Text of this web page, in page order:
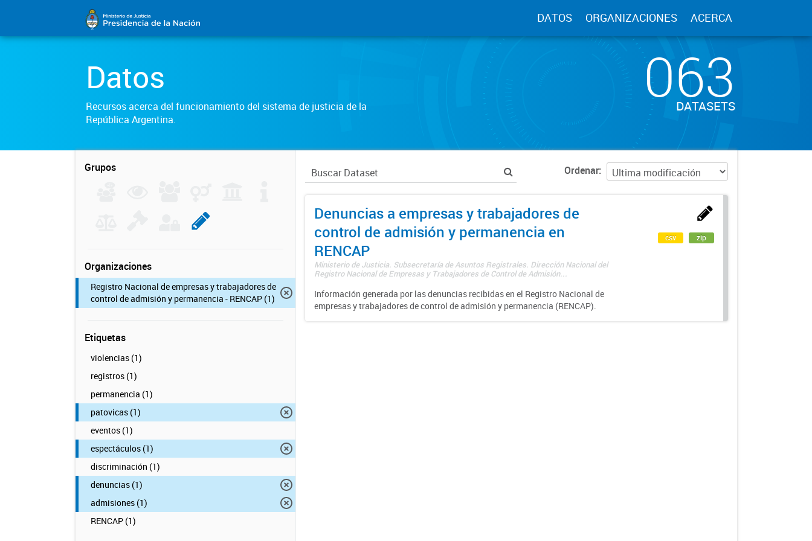
DATOS ORGANIZACIONES ACERCA
Datos
Recursos acerca del funcionamiento del sistema de justicia de la
República Argentina.
063
DATASETS
Grupos
Organizaciones
Registro Nacional de empresas y trabajadores de
control de admisión y permanencia - RENCAP (1)
Etiquetas
violencias (1)
registros (1)
permanencia (1)
patovicas (1)
eventos (1)
espectáculos (1)
discriminación (1)
denuncias (1)
admisiones (1)
RENCAP (1)
Ordenar
Denuncias a empresas y trabajadores de
control de admisión y permanencia en
RENCAP
Ministerio de Justicia. Subsecretaría de Asuntos Registrales. Dirección Nacional del
Registro Nacional de Empresas y Trabajadores de Control de Admisión...
Información generada por las denuncias recibidas en el Registro Nacional de
empresas y trabajadores de control de admisión y permanencia (RENCAP).
csv zip